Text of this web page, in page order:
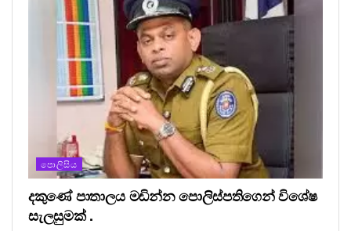
පත්කිරීම ඔහුගේ ප්‍රමුඛතම කාර්‍ය විය යුතුව තිබේ.
(මෙම පුවත අප විසින්ම තහවුරු කරගෙන නොමැති බව
කාරුනිකව සදහන් කෙරේ.)
ප්‍රමුක පුවත
පොලිසිය
දකුණේ පාතාලය මඩින්න පොලිස්පතිගෙන් විශේෂ
සැලසුමක් .